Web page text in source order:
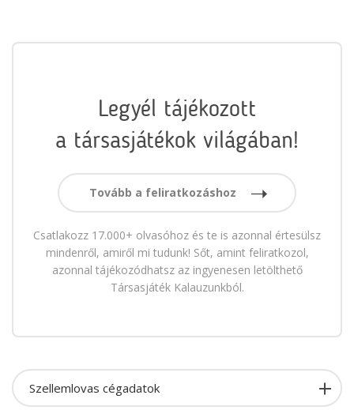
Legyél tájékozott
a társasjátékok világában!
Tovább a feliratkozáshoz
Csatlakozz 17.000+ olvasóhoz és te is azonnal értesülsz
mindenről, amiről mi tudunk! Sőt, amint feliratkozol,
azonnal tájékozódhatsz az ingyenesen letölthető
Társasjáték Kalauzunkból.
Szellemlovas cégadatok